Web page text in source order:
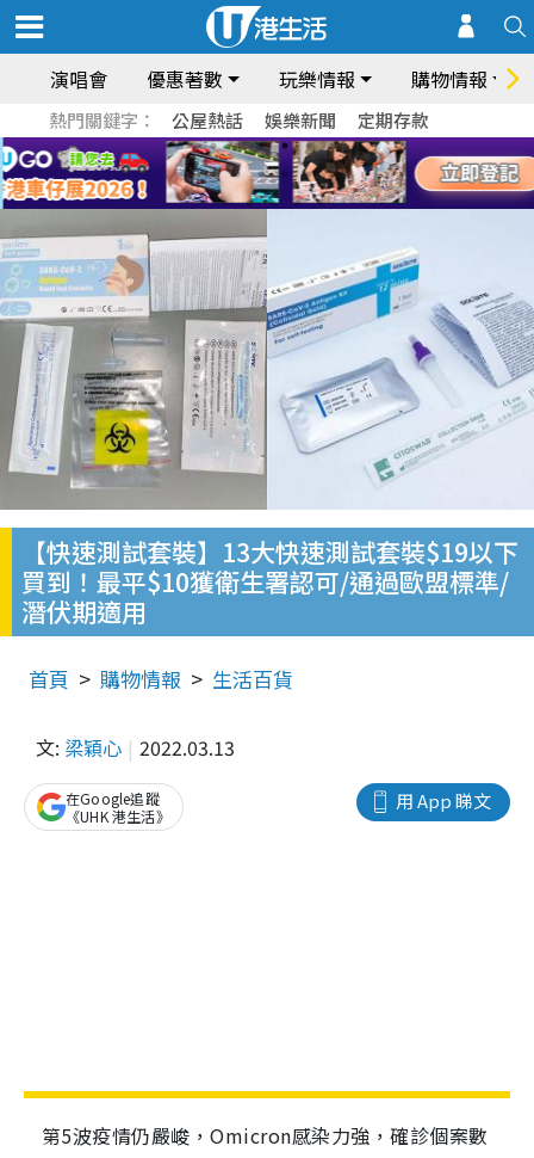
演唱會 優惠著數 玩樂情報 購物情報
熱門關鍵字： 公屋熱話 娛樂新聞 定期存款
【快速測試套裝】13大快速測試套裝$19以下
買到！最平$10獲衛生署認可/通過歐盟標準/
潛伏期適用
首頁 購物情報 生活百貨
文: 梁穎心 2022.03.13
用 App 睇文
在Google追蹤
《UHK 港生活》
第5波疫情仍嚴峻，Omicron感染力強，確診個案數